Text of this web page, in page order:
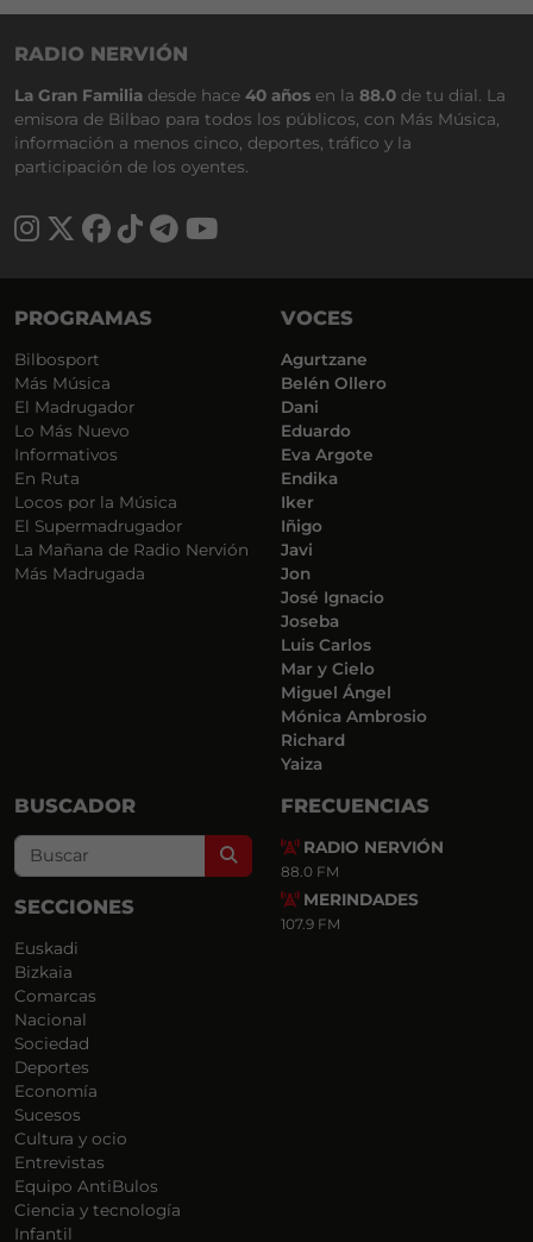
RADIO NERVIÓN
La Gran Familia desde hace 40 años en la 88.0 de tu dial. La
emisora de Bilbao para todos los públicos, con Más Música,
información a menos cinco, deportes, tráfico y la
participación de los oyentes.
PROGRAMAS
Bilbosport
Más Música
El Madrugador
Lo Más Nuevo
Informativos
En Ruta
Locos por la Música
El Supermadrugador
La Mañana de Radio Nervión
Más Madrugada
VOCES
Agurtzane
Belén Ollero
Dani
Eduardo
Eva Argote
Endika
Iker
Iñigo
Javi
Jon
José Ignacio
Joseba
Luis Carlos
Mar y Cielo
Miguel Ángel
Mónica Ambrosio
Richard
Yaiza
BUSCADOR
Search
SECCIONES
Euskadi
Bizkaia
Comarcas
Nacional
Sociedad
Deportes
Economía
Sucesos
Cultura y ocio
Entrevistas
Equipo AntiBulos
Ciencia y tecnología
Infantil
FRECUENCIAS
RADIO NERVIÓN
88.0 FM
MERINDADES
107.9 FM